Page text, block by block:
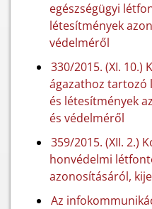
egészségügyi
létesítmények
védelméről
330/2015. (XI. 10.)
ágazathoz tartozó
és létesítmények
és védelméről
359/2015. (XII. 2.)
honvédelmi
azonosításáról,
Az